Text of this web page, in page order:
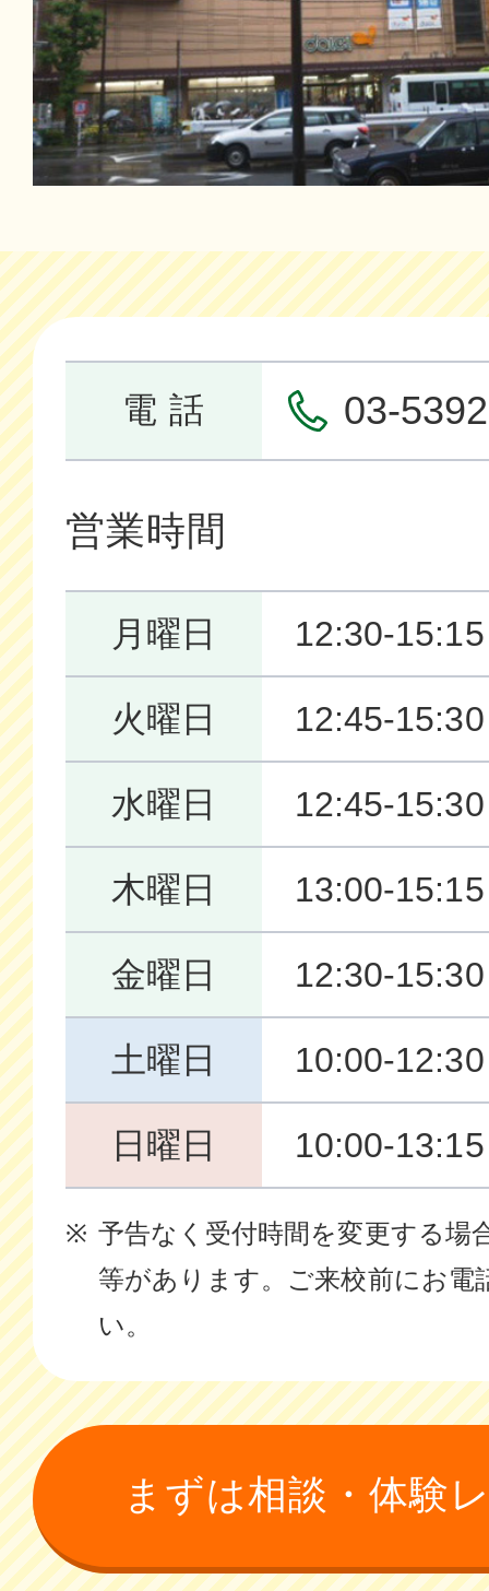
電 話 03-
営業時間
月曜日 12:30-
火曜日 12:45-
水曜日 12:45-
木曜日 13:00-
金曜日 12:30-
土曜日 10:00-
日曜日 10:00-
予告なく受付時間を変更する場
等があります。ご来校前にお電
い。
まずは相談・体験